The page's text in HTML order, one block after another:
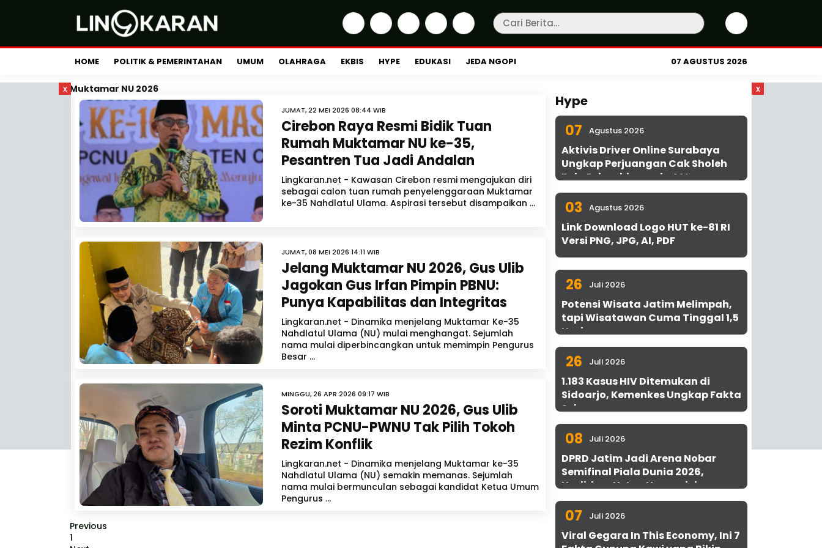
HOME POLITIK & PEMERINTAHAN UMUM OLAHRAGA EKBIS HYPE EDUKASI JEDA NGOPI 07 AGUSTUS 2026
x x
Muktamar NU 2026
JUMAT, 22 MEI 2026 08:44 WIB
Cirebon Raya Resmi Bidik Tuan
Rumah Muktamar NU ke-35,
Pesantren Tua Jadi Andalan
Lingkaran.net - Kawasan Cirebon resmi mengajukan diri
sebagai calon tuan rumah penyelenggaraan Muktamar
ke-35 Nahdlatul Ulama. Aspirasi tersebut disampaikan ...
JUMAT, 08 MEI 2026 14:11 WIB
Jelang Muktamar NU 2026, Gus Ulib
Jagokan Gus Irfan Pimpin PBNU:
Punya Kapabilitas dan Integritas
Lingkaran.net - Dinamika menjelang Muktamar Ke-35
Nahdlatul Ulama (NU) mulai menghangat. Sejumlah
nama mulai diperbincangkan untuk memimpin Pengurus
Besar ...
MINGGU, 26 APR 2026 09:17 WIB
Soroti Muktamar NU 2026, Gus Ulib
Minta PCNU-PWNU Tak Pilih Tokoh
Rezim Konflik
Lingkaran.net - Dinamika menjelang Muktamar ke-35
Nahdlatul Ulama (NU) semakin memanas. Sejumlah
nama mulai bermunculan sebagai kandidat Ketua Umum
Pengurus ...
Previous
1
Hype
07 Agustus 2026
Aktivis Driver Online Surabaya
Ungkap Perjuangan Cak Sholeh
Bela Driver hingga ke MA
03 Agustus 2026
Link Download Logo HUT ke-81 RI
Versi PNG, JPG, AI, PDF
26 Juli 2026
Potensi Wisata Jatim Melimpah,
tapi Wisatawan Cuma Tinggal 1,5
Hari
26 Juli 2026
1.183 Kasus HIV Ditemukan di
Sidoarjo, Kemenkes Ungkap Fakta
Sebenarnya
08 Juli 2026
DPRD Jatim Jadi Arena Nobar
Semifinal Piala Dunia 2026,
Hadirkan Uston Nawawi dan
UMKM Gratis untuk 1.000 Warga
07 Juli 2026
Viral Gegara In This Economy, Ini 7